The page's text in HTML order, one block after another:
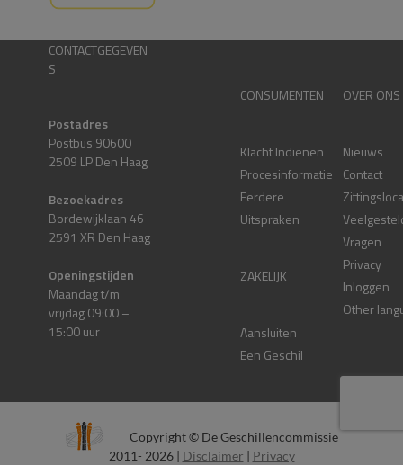
CONTACTGEGEVEN
S
Postadres
Postbus 90600
2509 LP Den Haag
Bezoekadres
Bordewijklaan 46
2591 XR Den Haag
Openingstijden
Maandag t/m
vrijdag 09:00 –
15:00 uur
CONSUMENTEN
Klacht Indienen
Procesinformatie
Eerdere
Uitspraken
ZAKELIJK
Aansluiten
Een Geschil
OVER ONS
Nieuws
Contact
Vragen
Privacy
Inloggen
Other
Copyright © De Geschillencommissie
2011- 2026 | Disclaimer | Privacy